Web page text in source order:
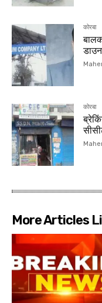
कोरबा
कोरबा
More Articles